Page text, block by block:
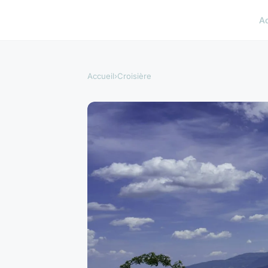
Accueil›Croisière